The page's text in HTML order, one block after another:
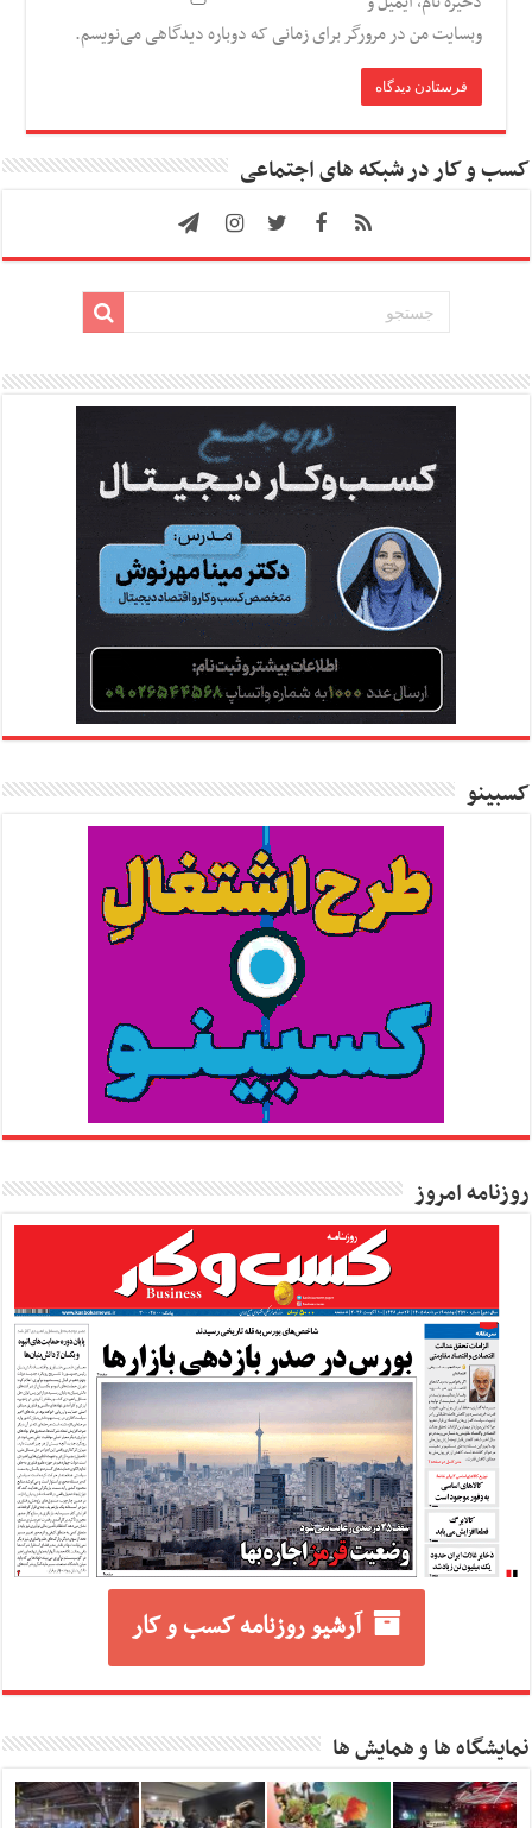
وبسایت من در مرورگر برای زمانی که دوباره دیدگاهی می‌نویسم.
کسب و کار در شبکه های اجتماعی
کسبینو
روزنامه امروز
آرشیو روزنامه کسب و کار
نمایشگاه ها و همایش ها